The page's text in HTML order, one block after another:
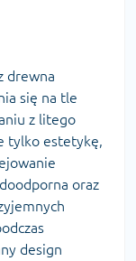
drewna
się na tle
z litego
tylko estetykę,
oraz
design